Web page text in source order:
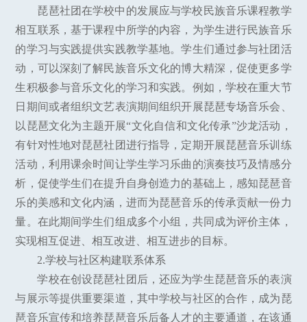
琵琶社团在学校中的发展应与学校民族音乐课程教学
相互联系，基于课程中所学的内容，为学生进行民族音乐
的学习与实践提供实践教学基地。学生们通过参与社团活
动，可以深刻了解民族音乐文化的博大精深，促使更多学
生积极参与音乐文化的学习和实践。例如，学校在重大节
日期间或者组织文艺表演期间组织开展琵琶专场音乐会、
以琵琶文化为主题开展“文化自信和文化传承”沙龙活动，
有针对性地对琵琶社团进行指导，定期开展琵琶音乐训练
活动，利用课余时间让学生学习乐曲的演奏技巧及情感分
析，促使学生们在提升自身创造力的基础上，感知琵琶音
乐的美感和文化内涵，进而为琵琶音乐的传承贡献一份力
量。在此期间学生们组成多个小组，共同成为评价主体，
实现相互促进、相互改进、相互进步的目标。
2.学校与社区构建联系体系
学校在创设琵琶社团后，还应为学生琵琶音乐的表演
与展示等提供重要渠道，其中学校与社区的合作，成为琵
琶音乐宣传和培养琵琶音乐后备人才的主要通道，在该通